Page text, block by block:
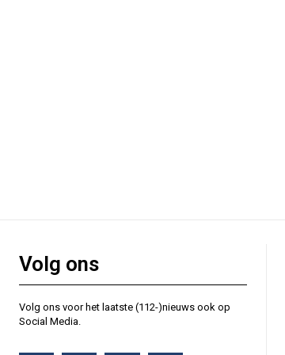
Volg ons
Volg ons voor het laatste (112-)nieuws ook op
Social Media.